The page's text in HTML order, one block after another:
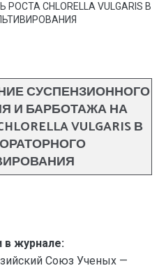
CHLORELLA VULGARIS В
СУСПЕНЗИОННОГО
И БАРБОТАЖА НА
VULGARIS В
в журнале:
Союз Ученых —